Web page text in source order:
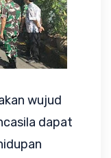
wujud
dapat